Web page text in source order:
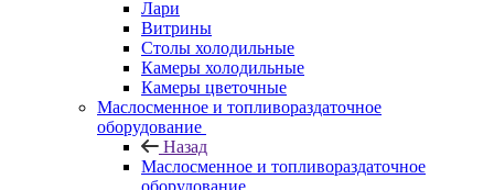
Лари
Витрины
Столы холодильные
Камеры холодильные
Камеры цветочные
Маслосменное и топливораздаточное
оборудование
Назад
Маслосменное и топливораздаточное
оборудование